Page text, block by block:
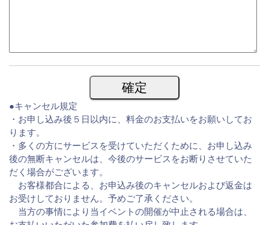
●キャンセル規定
・お申し込み後５日以内に、料金のお支払いをお願いしてお
ります。
・多くの方にサービスを受けていただくために、お申し込み
後の無断キャンセルは、今後のサービスをお断りさせていた
だく場合がございます。
お客様都合による、お申込み後のキャンセルおよび返金は
お受けしておりません。予めご了承ください。
当方の事情により当イベントの開催が中止される場合は、